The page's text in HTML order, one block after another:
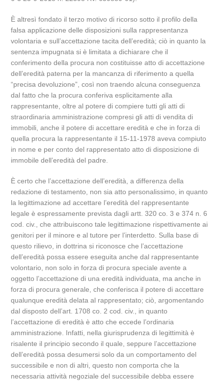
È altresì fondato il terzo motivo di ricorso sotto il profilo della
falsa applicazione delle disposizioni sulla rappresentanza
volontaria e sull’accettazione tacita dell’eredità; ciò in quanto la
sentenza impugnata si è limitata a dichiarare che il
conferimento della procura non costituisse atto di accettazione
dell’eredità paterna per la mancanza di riferimento a quella
“precisa devoluzione”, così non traendo alcuna conseguenza
dal fatto che la procura conferiva esplicitamente alla
rappresentante, oltre al potere di compiere tutti gli atti di
straordinaria amministrazione compresi gli atti di vendita di
immobili, anche il potere di accettare eredità e che in forza di
quella procura la rappresentante il 15-11-1978 aveva compiuto
in nome e per conto del rappresentato atto di disposizione di
immobile dell’eredità del padre.
È certo che l’accettazione dell’eredità, a differenza della
redazione di testamento, non sia atto personalissimo, in quanto
la legittimazione ad accettare l’eredità del rappresentante
legale è espressamente prevista dagli artt. 320 co. 3 e 374 n. 6
cod. civ., che attribuiscono tale legittimazione rispettivamente ai
genitori per il minore e al tutore per l’interdetto. Sulla base di
questo rilievo, in dottrina si riconosce che l’accettazione
dell’eredità possa essere eseguita anche dal rappresentante
volontario, non solo in forza di procura speciale avente a
oggetto l’accettazione di una eredità individuata, ma anche in
forza di procura generale, che conferisca il potere di accettare
qualunque eredità delata al rappresentato; ciò, argomentando
dal disposto dell’art. 1708 co. 2 cod. civ., in quanto
l’accettazione di eredità è atto che eccede l’ordinaria
amministrazione. Infatti, nella giurisprudenza di legittimità è
risalente il principio secondo il quale, seppure l’accettazione
dell’eredità possa desumersi solo da un comportamento del
successibile e non di altri, questo non comporta che la
necessaria attività negoziale del successibile debba essere